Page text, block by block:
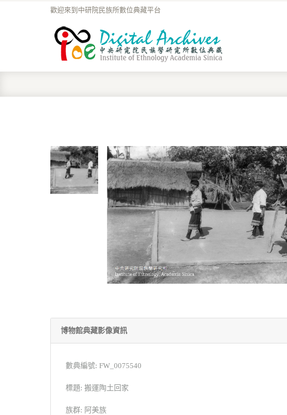
歡迎來到中研院民族所數位典藏平台
博物館典藏影像資訊
數典編號: FW_0075540
標題: 搬運陶土回家
族群: 阿美族